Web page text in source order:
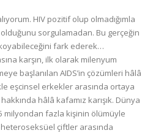
HIV pozitif olup olmadığımla
sorgulamadan. Bu gerçeğin
fark ederek…
karşın, ilk olarak milenyum
başlanılan AIDS’in çözümleri hâlâ
eşcinsel erkekler arasında ortaya
hakkında hâlâ kafamız karışık. Dünya
milyondan fazla kişinin ölümüyle
çiftler arasında